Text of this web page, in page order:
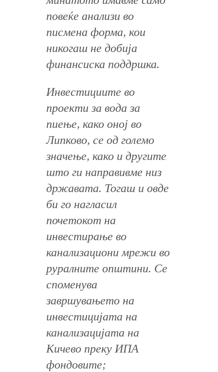
повеќе анализи во
писмена форма, кои
никогаш не добија
финансиска поддршка.
Инвестициите во
проекти за вода за
пиење, како оној во
Липково, се од големо
значење, како и другите
што ги направивме низ
државата. Тогаш и овде
би го нагласил
почетокот на
инвестирање во
канализациони мрежи во
руралните општини. Се
споменува
завршувањето на
инвестицијата на
канализацијата на
Кичево преку ИПА
фондовите;